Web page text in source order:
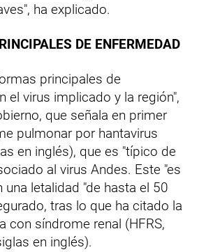
ha explicado.
DE ENFERMEDAD
principales de
el virus implicado y la región",
que señala en primer
pulmonar por hantavirus
en inglés), que es "típico de
al virus Andes. Este "es
una letalidad "de hasta el 50
tras lo que ha citado la
con síndrome renal (HFRS,
en inglés).